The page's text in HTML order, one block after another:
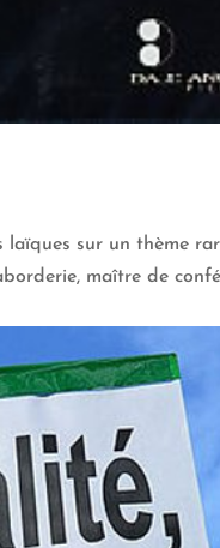
laïques sur un thème
maître de